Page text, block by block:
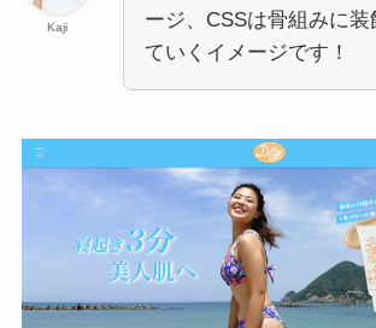
Kaji
ージ、CSSは骨組みに装
ていくイメージです！